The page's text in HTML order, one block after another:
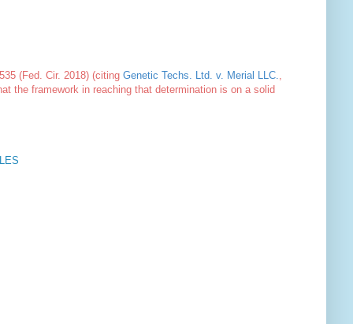
(Fed. Cir. 2018) (citing Genetic Techs. Ltd. v. Merial LLC.,
the framework in reaching that determination is on a solid